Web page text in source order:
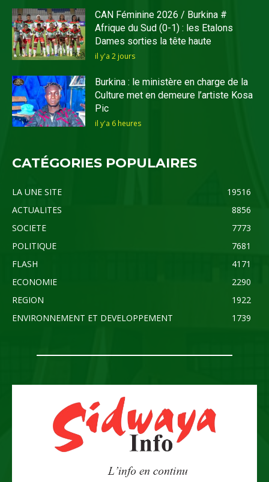
CAN Féminine 2026 / Burkina #
Afrique du Sud (0-1) : les Etalons
Dames sorties la tête haute
il y'a 2 jours
Burkina : le ministère en charge de la
Culture met en demeure l’artiste Kosa
Pic
il y'a 6 heures
CATÉGORIES POPULAIRES
LA UNE SITE
19516
ACTUALITES
8856
SOCIETE
7773
POLITIQUE
7681
FLASH
4171
ECONOMIE
2290
REGION
1922
ENVIRONNEMENT ET DEVELOPPEMENT
1739